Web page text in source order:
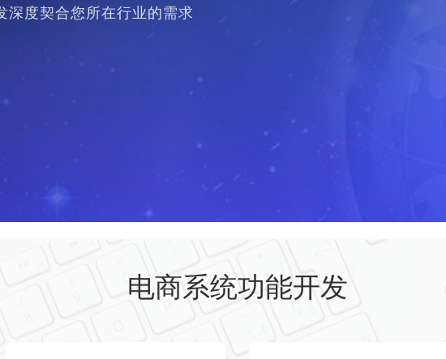
度契合您所在行业的需求
电商系统功能开发